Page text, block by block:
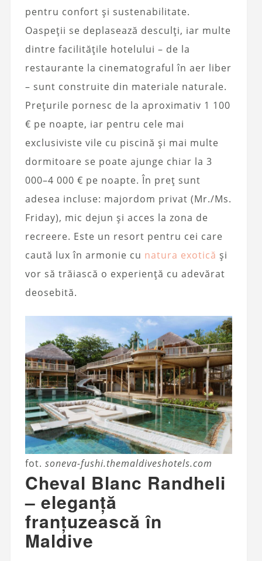
pentru confort și sustenabilitate.
Oaspeții se deplasează desculți, iar multe
dintre facilitățile hotelului – de la
restaurante la cinematograful în aer liber
– sunt construite din materiale naturale.
Prețurile pornesc de la aproximativ 1 100
€ pe noapte, iar pentru cele mai
exclusiviste vile cu piscină și mai multe
dormitoare se poate ajunge chiar la 3
000–4 000 € pe noapte. În preț sunt
adesea incluse: majordom privat (Mr./Ms.
Friday), mic dejun și acces la zona de
recreere. Este un resort pentru cei care
caută lux în armonie cu natura exotică și
vor să trăiască o experiență cu adevărat
deosebită.
fot. soneva-fushi.themaldiveshotels.com
Cheval Blanc Randheli
– eleganță
franțuzească în
Maldive